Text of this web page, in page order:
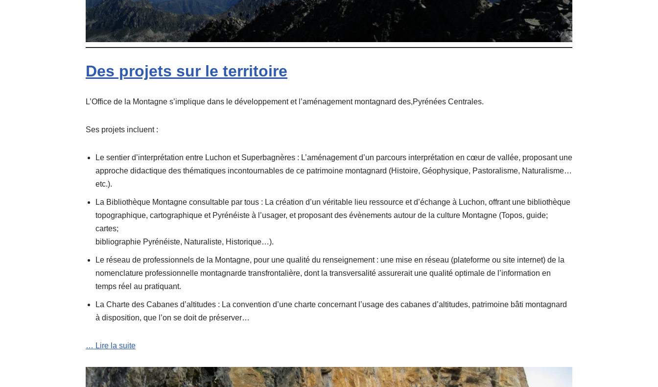
Des projets sur le territoire
L’Office de la Montagne s’implique dans le développement et l’aménagement montagnard des,Pyrénées Centrales.
Ses projets incluent :
Le sentier d’interprétation entre Luchon et Superbagnères : L’aménagement d’un parcours interprétation en cœur de vallée, proposant une
approche didactique des thématiques incontournables de ce patrimoine montagnard (Histoire, Géophysique, Pastoralisme, Naturalisme…
etc.).
La Bibliothèque Montagne consultable par tous : La création d’un véritable lieu ressource et d’échange à Luchon, offrant une bibliothèque
topographique, cartographique et Pyrénéiste à l’usager, et proposant des évènements autour de la culture Montagne (Topos, guide;
cartes;
bibliographie Pyrénéiste, Naturaliste, Historique…).
Le réseau de professionnels de la Montagne, pour une qualité du renseignement : une mise en réseau (plateforme ou site internet) de la
nomenclature professionnelle montagnarde transfrontalière, dont la transversalité assurerait une qualité optimale de l’information en
temps réel au pratiquant.
La Charte des Cabanes d’altitudes : La convention d’une charte concernant l’usage des cabanes d’altitudes, patrimoine bâti montagnard
à disposition, que l’on se doit de préserver…
… Lire la suite